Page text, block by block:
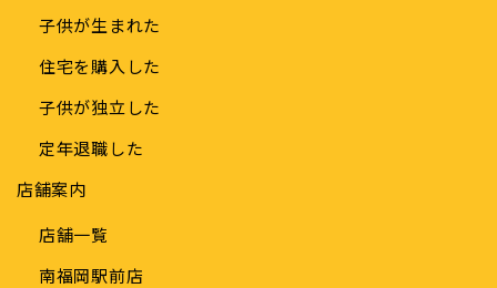
子供が生まれた
住宅を購入した
子供が独立した
定年退職した
店舗案内
店舗一覧
南福岡駅前店